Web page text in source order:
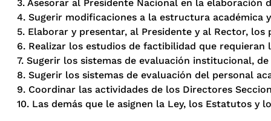
3. Asesorar al Presidente Nacional en la
4. Sugerir modificaciones a la estructura académica
5. Elaborar y presentar, al Presidente y al Rector,
6. Realizar los estudios de factibilidad que requieran
7. Sugerir los sistemas de evaluación institucional,
8. Sugerir los sistemas de evaluación del personal
9. Coordinar las actividades de los Directores
10. Las demás que le asignen la Ley, los Estatutos y